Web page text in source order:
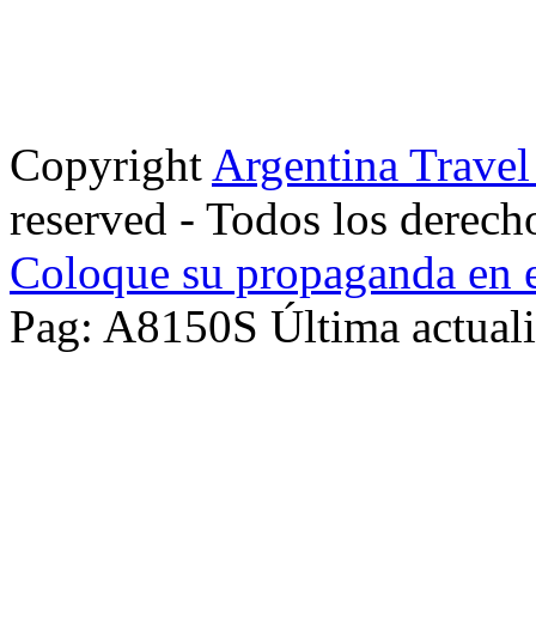
Copyright Argentina
reserved - Todos los
Coloque su propaganda en
Pag: A8150S Última